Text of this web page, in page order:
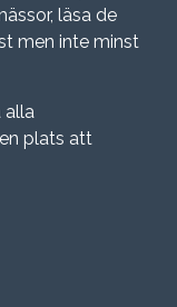
läsa de
men inte minst
alla
plats att